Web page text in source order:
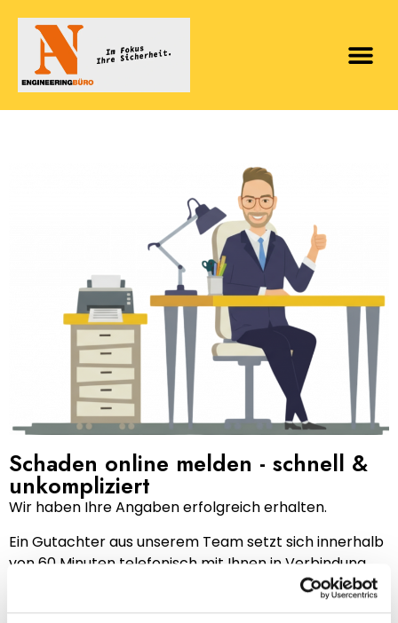
Schaden online melden - schnell &
unkompliziert
Wir haben Ihre Angaben erfolgreich erhalten.
Ein Gutachter aus unserem Team setzt sich innerhalb
von 60 Minuten telefonisch mit Ihnen in Verbindung.
Kostenfreie & unverbindliche Schadenmeldung